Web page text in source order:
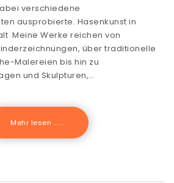
verschiedene
ausprobierte. Hasenkunst in
Meine Werke reichen von
über traditionelle
Malereien bis hin zu
und Skulpturen,…
Mehr lesen .......